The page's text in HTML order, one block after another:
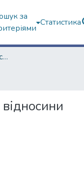
за
Статистика
Навчально-науковий інститут «Українська інженерно-педагогічна академія»
відносини